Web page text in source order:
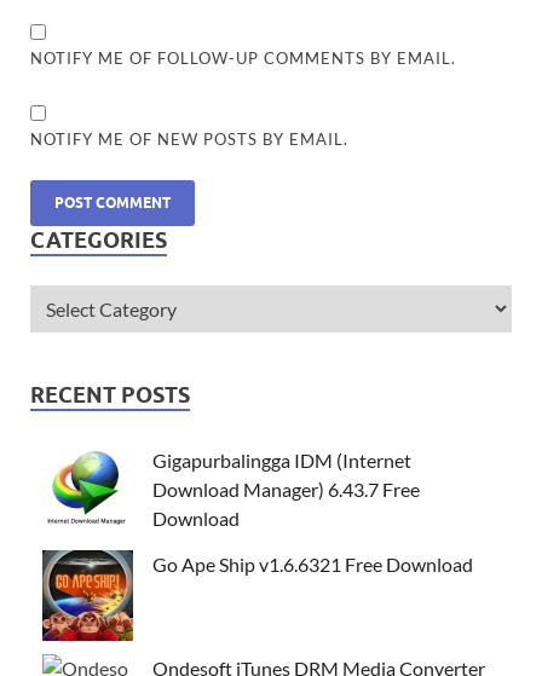
NOTIFY ME OF FOLLOW-UP COMMENTS BY EMAIL.
NOTIFY ME OF NEW POSTS BY EMAIL.
CATEGORIES
RECENT POSTS
Gigapurbalingga IDM (Internet
Download Manager) 6.43.7 Free
Download
Go Ape Ship v1.6.6321 Free Download
Ondesoft iTunes DRM Media Converter